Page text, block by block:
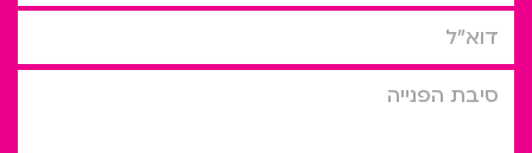
דוא”ל
סיבת הפניה